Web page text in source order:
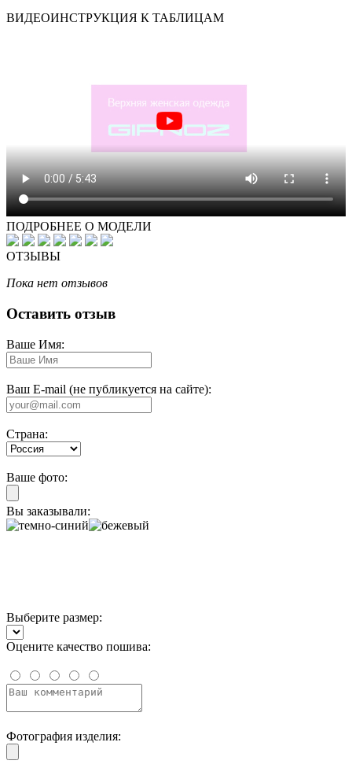
ВИДЕОИНСТРУКЦИЯ К ТАБЛИЦАМ
ПОДРОБНЕЕ О МОДЕЛИ
ОТЗЫВЫ
Пока нет отзывов
Оставить отзыв
Ваше Имя:
Ваш E-mail (не публикуется на сайте):
Страна:
Ваше фото:
Вы заказывали:
Выберите размер:
Оцените качество пошива:
Фотография изделия: